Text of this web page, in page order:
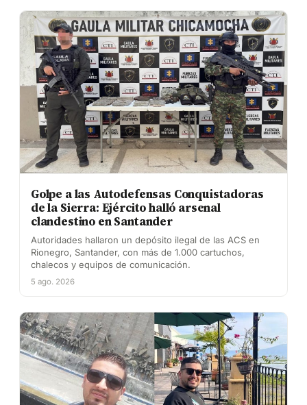
Golpe a las Autodefensas Conquistadoras
de la Sierra: Ejército halló arsenal
clandestino en Santander
Autoridades hallaron un depósito ilegal de las ACS en
Rionegro, Santander, con más de 1.000 cartuchos,
chalecos y equipos de comunicación.
5 ago. 2026